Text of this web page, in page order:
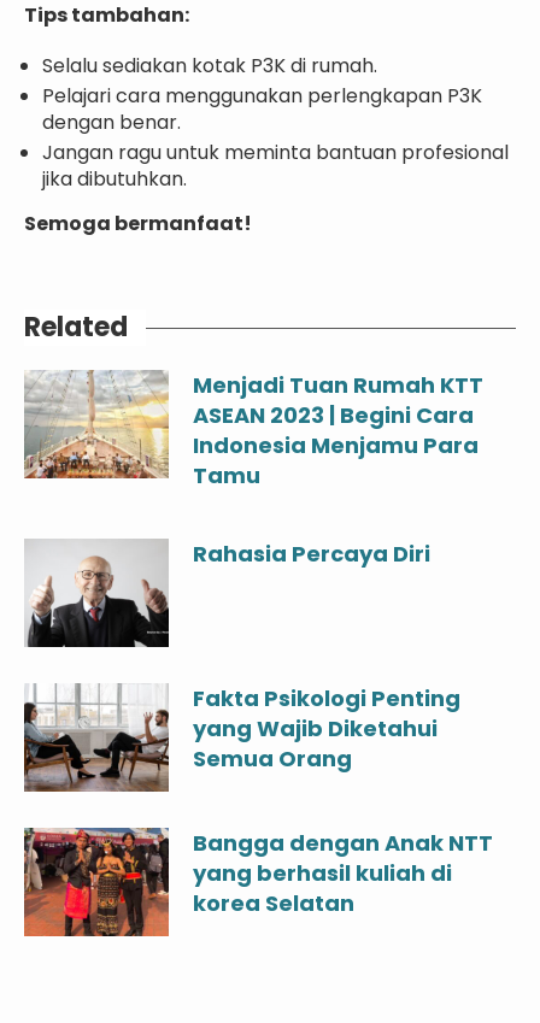
Tips tambahan:
Selalu sediakan kotak P3K di rumah.
Pelajari cara menggunakan perlengkapan P3K
dengan benar.
Jangan ragu untuk meminta bantuan profesional
jika dibutuhkan.
Semoga bermanfaat!
Related
Menjadi Tuan Rumah KTT
ASEAN 2023 | Begini Cara
Indonesia Menjamu Para
Tamu
Rahasia Percaya Diri
Fakta Psikologi Penting
yang Wajib Diketahui
Semua Orang
Bangga dengan Anak NTT
yang berhasil kuliah di
korea Selatan